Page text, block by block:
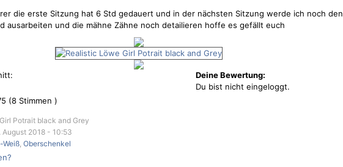
die erste Sitzung hat 6 Std gedauert und in der nächsten Sitzung werde ich noch den
ausarbeiten und die mähne Zähne noch detailieren hoffe es gefällt euch
(8 Stimmen )
Deine Bewertung:
Du bist nicht eingeloggt.
Potrait black and Grey
August 2018 - 10:53
Weiß, Oberschenkel